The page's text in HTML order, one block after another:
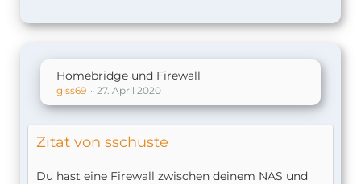
Homebridge und Firewall
giss69 27. April 2020
Zitat von sschuste
Du hast eine Firewall zwischen deinem NAS und